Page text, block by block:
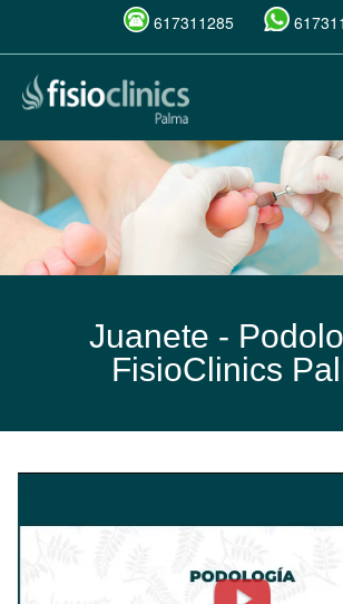
Pasar
contenido
principal
617311285
Juanete -
FisioClinics
Juanete.
Podología -